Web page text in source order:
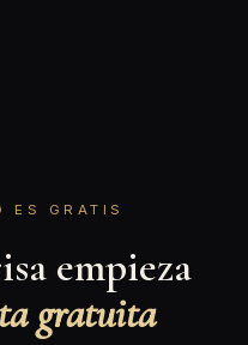
ES GRATIS
empieza
gratuita